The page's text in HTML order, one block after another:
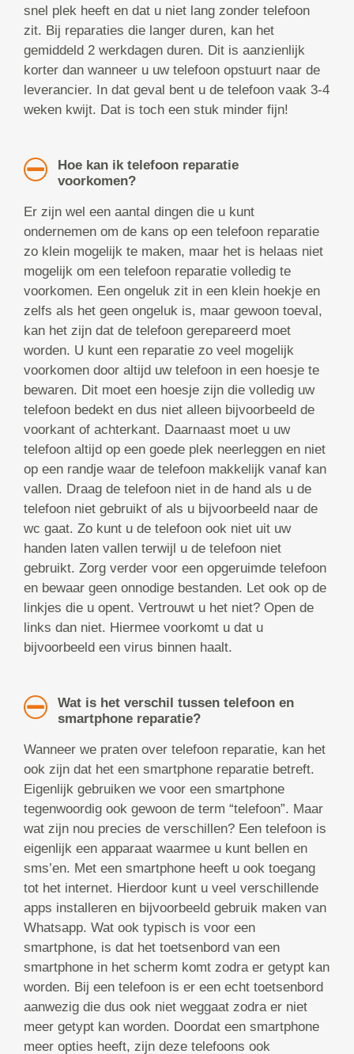
snel plek heeft en dat u niet lang zonder telefoon
zit. Bij reparaties die langer duren, kan het
gemiddeld 2 werkdagen duren. Dit is aanzienlijk
korter dan wanneer u uw telefoon opstuurt naar de
leverancier. In dat geval bent u de telefoon vaak 3-4
weken kwijt. Dat is toch een stuk minder fijn!
Hoe kan ik telefoon reparatie
voorkomen?
Er zijn wel een aantal dingen die u kunt
ondernemen om de kans op een telefoon reparatie
zo klein mogelijk te maken, maar het is helaas niet
mogelijk om een telefoon reparatie volledig te
voorkomen. Een ongeluk zit in een klein hoekje en
zelfs als het geen ongeluk is, maar gewoon toeval,
kan het zijn dat de telefoon gerepareerd moet
worden. U kunt een reparatie zo veel mogelijk
voorkomen door altijd uw telefoon in een hoesje te
bewaren. Dit moet een hoesje zijn die volledig uw
telefoon bedekt en dus niet alleen bijvoorbeeld de
voorkant of achterkant. Daarnaast moet u uw
telefoon altijd op een goede plek neerleggen en niet
op een randje waar de telefoon makkelijk vanaf kan
vallen. Draag de telefoon niet in de hand als u de
telefoon niet gebruikt of als u bijvoorbeeld naar de
wc gaat. Zo kunt u de telefoon ook niet uit uw
handen laten vallen terwijl u de telefoon niet
gebruikt. Zorg verder voor een opgeruimde telefoon
en bewaar geen onnodige bestanden. Let ook op de
linkjes die u opent. Vertrouwt u het niet? Open de
links dan niet. Hiermee voorkomt u dat u
bijvoorbeeld een virus binnen haalt.
Wat is het verschil tussen telefoon en
smartphone reparatie?
Wanneer we praten over telefoon reparatie, kan het
ook zijn dat het een smartphone reparatie betreft.
Eigenlijk gebruiken we voor een smartphone
tegenwoordig ook gewoon de term “telefoon”. Maar
wat zijn nou precies de verschillen? Een telefoon is
eigenlijk een apparaat waarmee u kunt bellen en
sms’en. Met een smartphone heeft u ook toegang
tot het internet. Hierdoor kunt u veel verschillende
apps installeren en bijvoorbeeld gebruik maken van
Whatsapp. Wat ook typisch is voor een
smartphone, is dat het toetsenbord van een
smartphone in het scherm komt zodra er getypt kan
worden. Bij een telefoon is er een echt toetsenbord
aanwezig die dus ook niet weggaat zodra er niet
meer getypt kan worden. Doordat een smartphone
meer opties heeft, zijn deze telefoons ook